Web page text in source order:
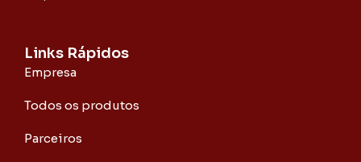
Links Rápidos
Empresa
Todos os produtos
Parceiros